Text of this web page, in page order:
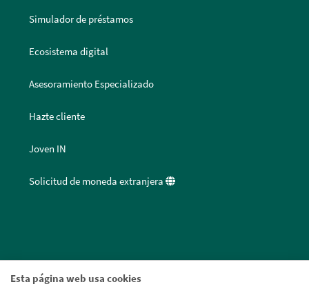
Esta página web usa cookies
Simulador de préstamos
Ecosistema digital
Asesoramiento Especializado
Hazte cliente
Joven IN
Solicitud de moneda extranjera